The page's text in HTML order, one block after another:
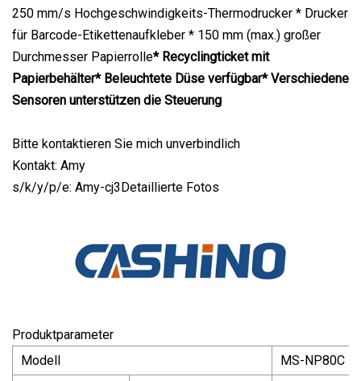
250 mm/s Hochgeschwindigkeits-Thermodrucker * Drucker
für Barcode-Etikettenaufkleber * 150 mm (max.) großer
Durchmesser Papierrolle* Recyclingticket mit
Papierbehälter* Beleuchtete Düse verfügbar* Verschiedene
Sensoren unterstützen die Steuerung
Bitte kontaktieren Sie mich unverbindlich
Kontakt: Amy
s/k/y/p/e: Amy-cj3Detaillierte Fotos
Produktparameter
Modell
MS-NP80C